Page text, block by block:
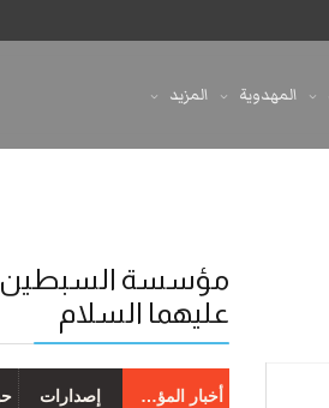
المهدوية المزيد
مؤسسة السبطين
عليهما السلام
أخبار المؤسسة إصدارات